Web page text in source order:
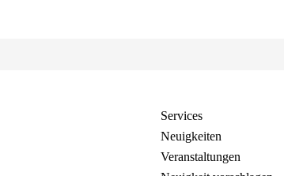
Services
Neuigkeiten
Veranstaltungen